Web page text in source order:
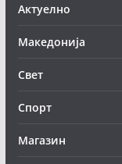
Актуелно
Македонија
Свет
Спорт
Магазин